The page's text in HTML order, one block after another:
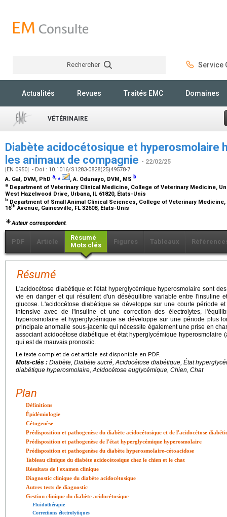
Rechercher Service
Actualités Revues Traités EMC Domaines
VÉTÉRINAIRE
Diabète acidocétosique et hyperosmolaire
les animaux de compagnie - 22/02/25
[EN 0950] - Doi : 10.1016/S1283-0828(25)49578-7
A. Gal, DVM, PhD a,⁎ , A. Odunayo, DVM, MS b
a Department of Veterinary Clinical Medicine, College of Veterinary Medicine,
West Hazelwood Drive, Urbana, IL 61820, États-Unis
b Department of Small Animal Clinical Sciences, College of Veterinary
16th Avenue, Gainesville, FL 32608, États-Unis
Auteur correspondant.
PDF Article
Résumé
Mots clés
Figures Tableaux
Résumé
L'acidocétose diabétique et l'état hyperglycémique hyperosmolaire sont
vie en danger et qui résultent d'un déséquilibre variable entre l'insuline
glucose. L'acidocétose diabétique se développe sur une courte période
intensive avec de l'insuline et une correction des électrolytes,
hyperosmolaire et hyperglycémique se développe sur une période plus
principale anomalie sous-jacente qui nécessite également une prise en
associant acidocétose diabétique et état hyperglycémique hyperosmolaire
qui est de mauvais pronostic.
Le texte complet de cet article est disponible en PDF.
Mots-clés : Diabète, Diabète sucré, Acidocétose diabétique, État
diabétique hyperosmolaire, Acidocétose euglycémique, Chien, Chat
Plan
Définitions
Épidémiologie
Cétogenèse
Prédisposition et pathogenèse du diabète acidocétosique et de l'acidocétose
Prédisposition et pathogenèse de l'état hyperglycémique hyperosmolaire
Prédisposition et pathogenèse du diabète hyperosmolaire-cétoacidose
Tableau clinique du diabète acidocétosique chez le chien et le chat
Résultats de l'examen clinique
Diagnostic clinique du diabète acidocétosique
Autres tests de diagnostic
Gestion clinique du diabète acidocétosique
Fluidothérapie
Corrections électrolytiques